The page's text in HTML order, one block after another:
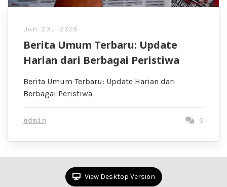
Jan 23, 2026
Berita Umum Terbaru: Update
Harian dari Berbagai Peristiwa
Berita Umum Terbaru: Update Harian dari
Berbagai Peristiwa
admin 0
View Desktop Version